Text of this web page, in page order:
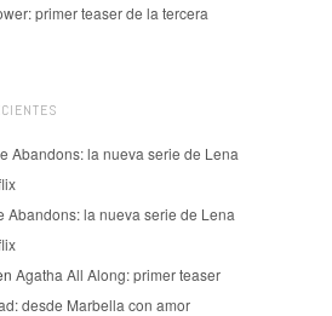
primer teaser de la tercera
Abandons: la nueva serie de Lena
Abandons: la nueva serie de Lena
Agatha All Along: primer teaser
desde Marbella con amor